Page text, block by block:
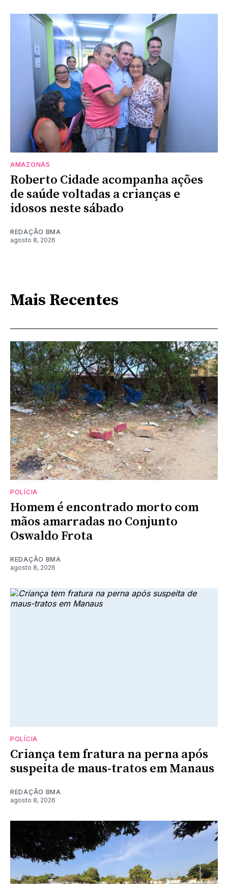
AMAZONAS
Roberto Cidade acompanha ações
de saúde voltadas a crianças e
idosos neste sábado
REDAÇÃO BMA
agosto 8, 2026
Mais Recentes
POLÍCIA
Homem é encontrado morto com
mãos amarradas no Conjunto
Oswaldo Frota
REDAÇÃO BMA
agosto 8, 2026
POLÍCIA
Criança tem fratura na perna após
suspeita de maus-tratos em Manaus
REDAÇÃO BMA
agosto 8, 2026